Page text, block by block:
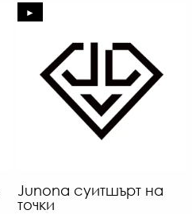
►
Junona суитшърт на
точки